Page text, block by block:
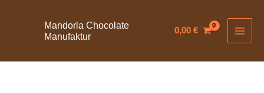
Mandorla Chocolate
Manufaktur
0,00 €